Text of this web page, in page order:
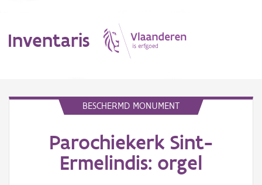
Inventaris
Erfgoedobject
Aanduidingsobject
BESCHERMD MONUMENT
Parochiekerk Sint-
Ermelindis: orgel